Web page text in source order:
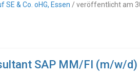
SE & Co. oHG, Essen / veröffentlicht am
SAP MM/FI (m/w/d)